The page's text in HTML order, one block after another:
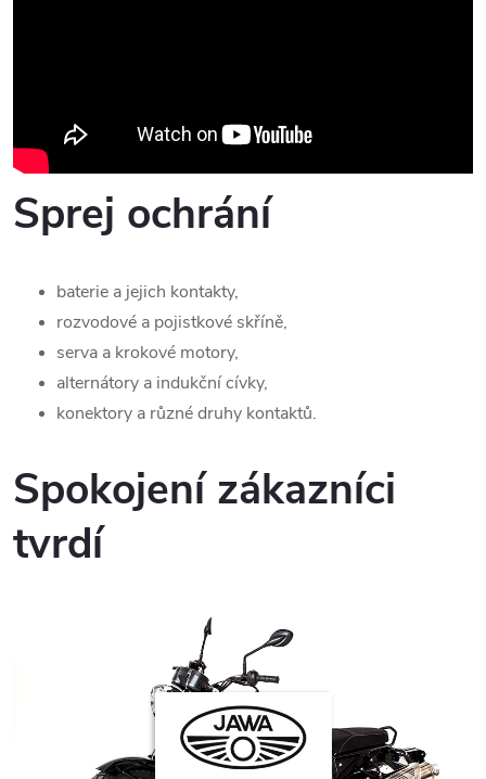
Sprej ochrání
baterie a jejich kontakty,
rozvodové a pojistkové skříně,
serva a krokové motory,
alternátory a indukční cívky,
konektory a různé druhy kontaktů.
Spokojení zákazníci
tvrdí